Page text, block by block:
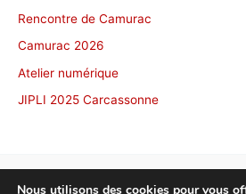
Rencontre de Camurac
Camurac 2026
Atelier numérique
JIPLI 2025 Carcassonne
Nous utilisons des cookies pour vous